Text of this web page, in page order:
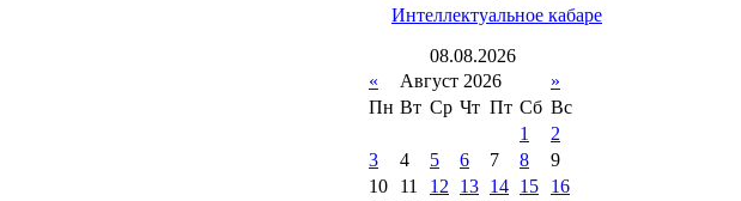
Интеллектуальное кабаре
08.08.2026
«
Август 2026
»
Пн Вт Ср Чт Пт Сб Вс
1
2
3
4 5 6 7 8
9
10
11 12 13 14 15
16